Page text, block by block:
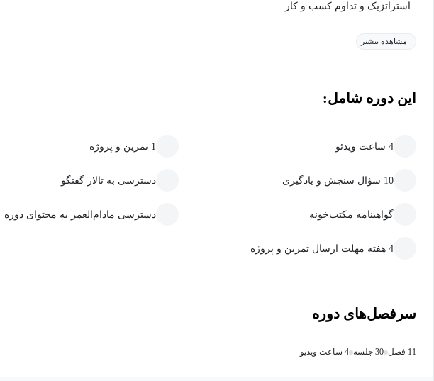
استراتژیک و تداوم کسب و کار
مشاهده بیشتر
این دوره شامل:
4 ساعت ویدئو 1 تمرین و پروژه
10 سؤال سنجش و یادگیری دسترسی به تالار گفتگو
گواهینامه مکتب‌خونه دسترسی مادام‌العمر به محتوای دوره
4 هفته مهلت ارسال تمرین و پروژه
سرفصل‌های دوره
11 فصل 30 جلسه 4 ساعت ویدیو